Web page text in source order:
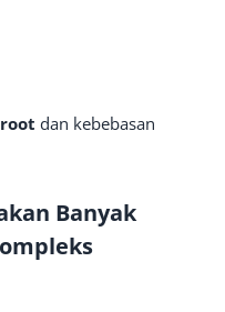
dan kebebasan
Banyak